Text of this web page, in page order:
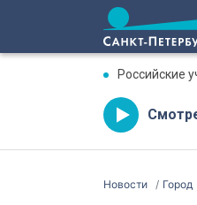
Российские
Новости Город